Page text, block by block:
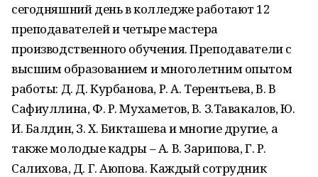
сегодняшний день в колледже работают 12
преподавателей и четыре мастера
производственного обучения. Преподаватели с
высшим образованием и многолетним опытом
работы: Д. Д. Курбанова, Р. А. Терентьева, В. В
Сафиуллина, Ф. Р. Мухаметов, В. З.Тавакалов, Ю.
И. Балдин, З. Х. Бикташева и многие другие, а
также молодые кадры – А. В. Зарипова, Г. Р.
Салихова, Д. Г. Аюпова. Каждый сотрудник